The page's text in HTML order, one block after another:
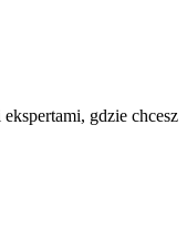
gdzie chcesz